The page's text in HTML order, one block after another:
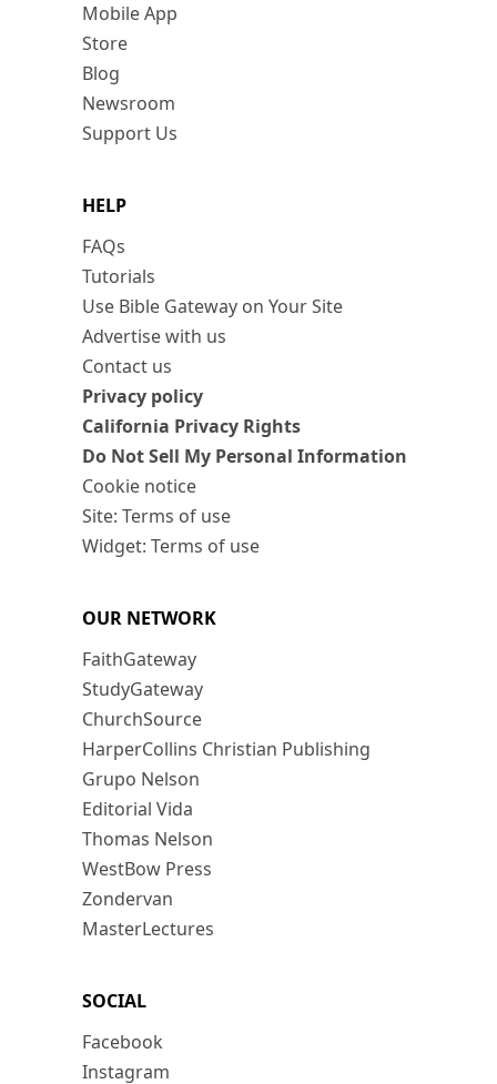
Mobile App
Store
Blog
Newsroom
Support Us
HELP
FAQs
Tutorials
Use Bible Gateway on Your Site
Advertise with us
Contact us
Privacy policy
California Privacy Rights
Do Not Sell My Personal Information
Cookie notice
Site: Terms of use
Widget: Terms of use
OUR NETWORK
FaithGateway
StudyGateway
ChurchSource
HarperCollins Christian Publishing
Grupo Nelson
Editorial Vida
Thomas Nelson
WestBow Press
Zondervan
MasterLectures
SOCIAL
Facebook
Instagram